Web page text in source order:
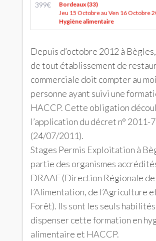
399€
Bordeaux (33)
Jeu 15 Octobre au Ven 16 Octobre
Hygiène alimentaire
Depuis d’octobre 2012 à
de tout établissement de
commerciale doit compter au
personne ayant suivi une
HACCP. Cette obligation
l’application du décret n° 2011-
(24/07/2011).
Stages Permis Exploitation à
partie des organismes
DRAAF (Direction Régionale de
l’Alimentation, de l’Agriculture
Forêt). Ils sont les seuls habilités
dispenser cette formation en
alimentaire et HACCP.